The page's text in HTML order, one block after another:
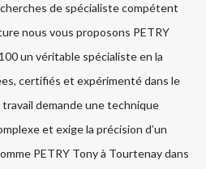
de spécialiste compétent
nous vous proposons PETRY
un véritable spécialiste en la
certifiés et expérimenté dans le
demande une technique
et exige la précision d’un
PETRY Tony à Tourtenay dans